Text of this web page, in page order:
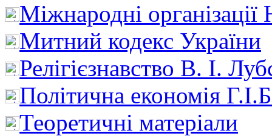
Міжнародні
Митний кодекс України
Релігієзнавство В. І.
Політична економія
Теоретичні матеріали